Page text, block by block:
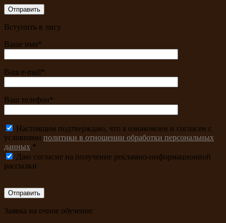
Вступить в лигу
Ваше имя*
Ваш e-mail*
Ваш телефон*
Настоящим подтверждаю, что я ознакомлен и согласен с
условиями политики в отношении обработки персональных
данных.*
Даю согласие на получение рекламно-информационной
рассылки
Заявка на очное обучение